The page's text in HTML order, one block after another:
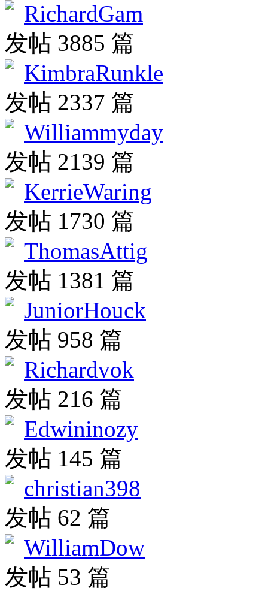
RichardGam
发帖 3885 篇
KimbraRunkle
发帖 2337 篇
Williammyday
发帖 2139 篇
KerrieWaring
发帖 1730 篇
ThomasAttig
发帖 1381 篇
JuniorHouck
发帖 958 篇
Richardvok
发帖 216 篇
Edwininozy
发帖 145 篇
christian398
发帖 62 篇
WilliamDow
发帖 53 篇